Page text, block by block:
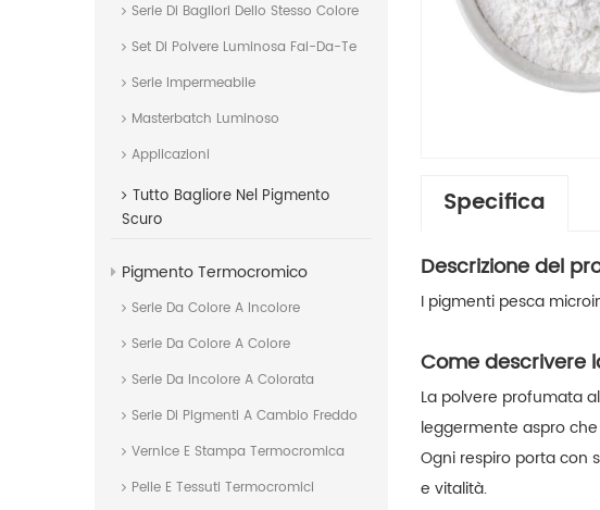
Specifica
Descrizione del
I pigmenti pesca
Come descrivere
La polvere profumata
leggermente aspro
Ogni respiro porta con
e vitalità.
Serie Di Bagliori Dello Stesso Colore
Set Di Polvere Luminosa Fai-Da-Te
Serie Impermeabile
Masterbatch Luminoso
Applicazioni
Tutto Bagliore Nel Pigmento
Scuro
Pigmento Termocromico
Serie Da Colore A Incolore
Serie Da Colore A Colore
Serie Da Incolore A Colorata
Serie Di Pigmenti A Cambio Freddo
Vernice E Stampa Termocromica
Pelle E Tessuti Termocromici